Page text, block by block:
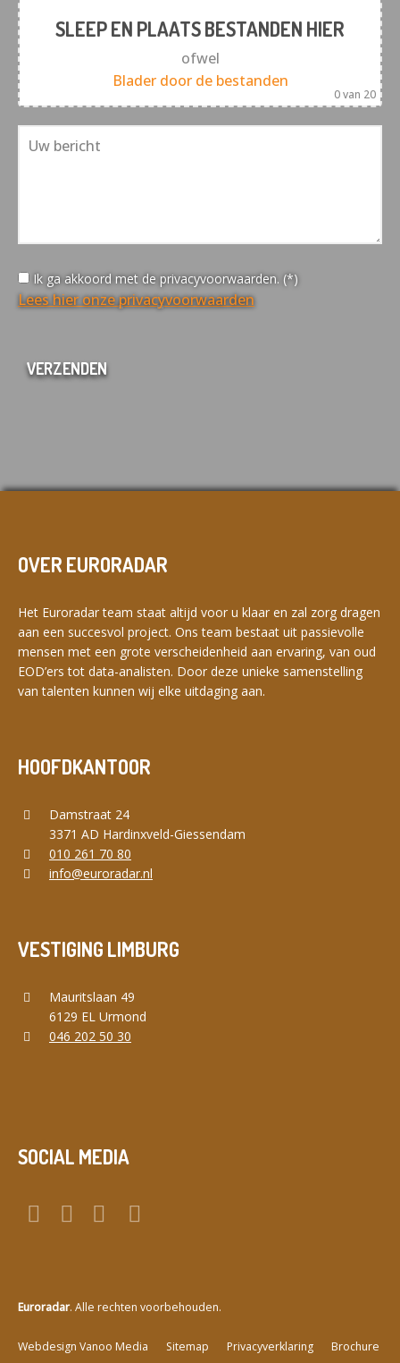
SLEEP EN PLAATS BESTANDEN HIER
ofwel
Blader door de bestanden
0van 20
Ik ga akkoord met de privacyvoorwaarden. (*)
Lees hier onze privacyvoorwaarden
OVER EURORADAR
Het Euroradar team staat altijd voor u klaar en zal zorg dragen
aan een succesvol project. Ons team bestaat uit passievolle
mensen met een grote verscheidenheid aan ervaring, van oud
EOD’ers tot data-analisten. Door deze unieke samenstelling
van talenten kunnen wij elke uitdaging aan.
HOOFDKANTOOR
Damstraat 24
3371 AD Hardinxveld-Giessendam
010 261 70 80
info@euroradar.nl
VESTIGING LIMBURG
Mauritslaan 49
6129 EL Urmond
046 202 50 30
SOCIAL MEDIA
Euroradar. Alle rechten voorbehouden.
Webdesign Vanoo Media Sitemap Privacyverklaring Brochure